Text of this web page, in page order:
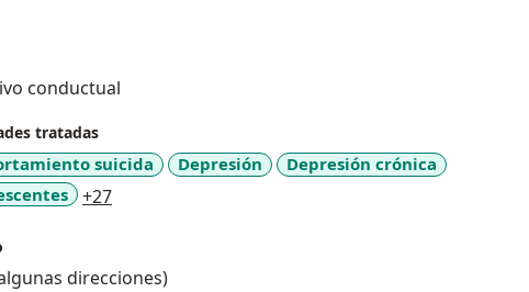
conductual
tratadas
suicida Depresión
Depresión crónica
+27a11y_sr_more_diseases
direcciones)